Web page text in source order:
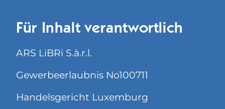
Für Inhalt verantwortlich
ARS LiBRi S.à.r.l.
Gewerbeerlaubnis No100711
Handelsgericht Luxemburg